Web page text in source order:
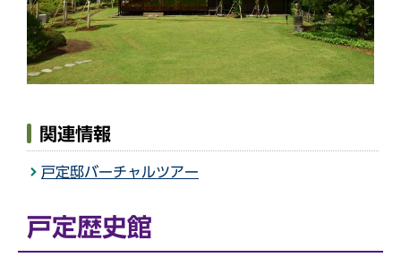
関連情報
戸定邸バーチャルツアー
戸定歴史館